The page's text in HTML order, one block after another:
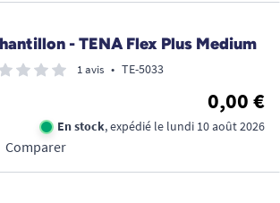
- TENA Flex Plus Medium
1 avis • TE-5033
0,00 €
En stock, expédié le lundi 10 août 2026
Comparer